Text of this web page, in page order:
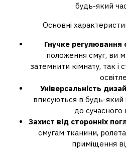
будь-який
Основні
Гнучке регулювання
положення смуг, ви
затемнити кімнату, так і
Універсальність
вписуються в будь-який
до сучасного
Захист від сторонніх
смугам тканини,
приміщення